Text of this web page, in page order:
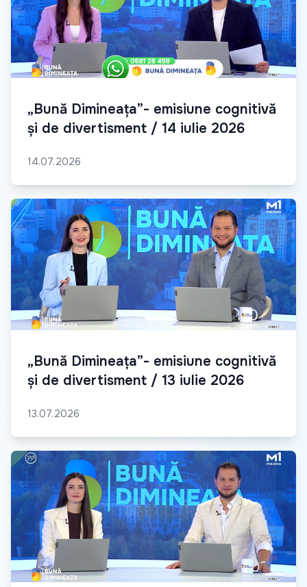
„Bună Dimineața”- emisiune cognitivă
și de divertisment / 14 iulie 2026
14.07.2026
„Bună Dimineața”- emisiune cognitivă
și de divertisment / 13 iulie 2026
13.07.2026